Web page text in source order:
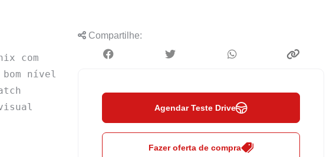
com
nível
Compartilhe:
Agendar Teste Drive
Fazer oferta de compra